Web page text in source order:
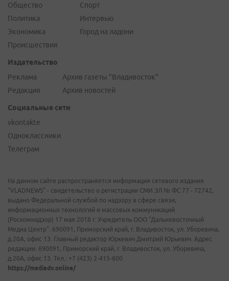
Общество
Политика
Экономика
Происшествия
Спорт
Интервью
Город на ладони
Издательство
Реклама
Редакция
Архив газеты "Владивосток"
Архив новостей
Социальные сети
vkontakte
Одноклассники
Телеграм
На данном сайте распространяется информация сетевого издания
"VLADNEWS" - свидетельство о регистрации СМИ ЭЛ № ФС 77 - 72742,
выдано Федеральной службой по надзору в сфере связи,
информационных технологий и массовых коммуникаций
(Роскомнадзор) 17 мая 2018 г. Учредитель ООО "Дальневосточный
Медиа Центр". 690091, Приморский край, г. Владивосток, ул. Уборевича,
д.20А, офис 13. Главный редактор Юркевич Дмитрий Юрьевич. Адрес
редакции: 690091, Приморский край, г. Владивосток, ул. Уборевича,
д.20А, офис 13. Тел.: +7 (423) 2-415-600.
https://mediadv.online/